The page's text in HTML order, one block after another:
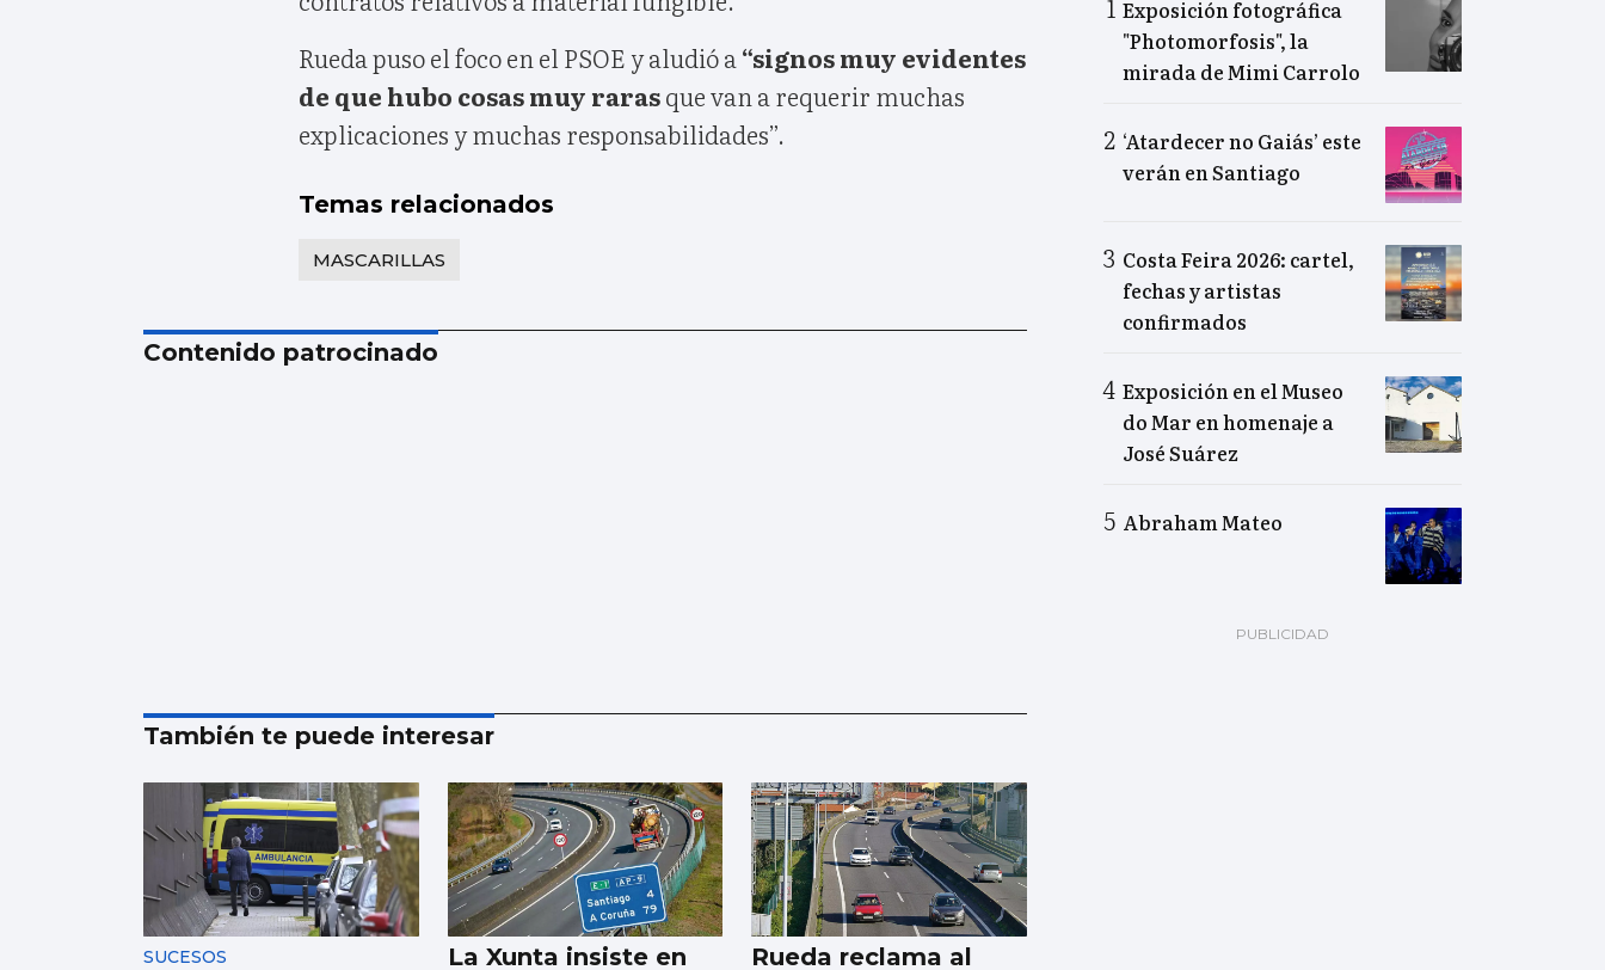
Rueda puso el foco en el PSOE y aludió a “signos muy evidentes
de que hubo cosas muy rarasque van a requerir muchas
explicaciones y muchas responsabilidades”.
Temas relacionados
MASCARILLAS
Contenido patrocinado
También te puede interesar
SUCESOS La Xunta insiste en Rueda reclama al
Exposición fotográfica
"Photomorfosis", la
mirada de Mimi Carrolo
‘Atardecer no Gaiás’ este
verán en Santiago
Costa Feira 2026: cartel,
fechas y artistas
confirmados
Exposición en el Museo
do Mar en homenaje a
José Suárez
Abraham Mateo